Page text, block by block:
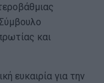
και
ευκαιρία για την